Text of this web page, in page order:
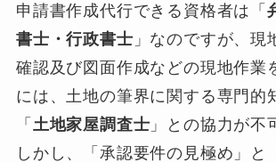
申請書作成代行できる資格者は「
書士・行政書士 」なのですが、現
確認及び図面作成などの現地作業
には、土地の筆界に関する専門的
「 土地家屋調査士 」との協力が不
しかし、「承認要件の見極め」と